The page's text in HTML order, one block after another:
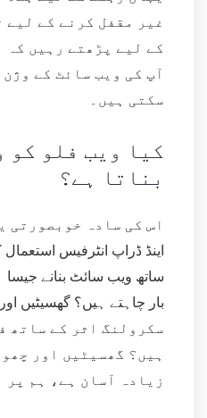
غیر مقفل کرنے کے
کے لیے پڑھتے رہیں کہ
آپ کی ویب سائٹ کے
سکتی ہیں۔
کیا ویب فلو کو
بناتا ہے؟
اینڈ ڈراپ انٹرفیس
ساتھ ویب سائٹ بنانے جیسا
سکرولنگ اثر کے ساتھ
ہیں؟ گھسیٹیں اور
زیادہ آسان ہے، ہم پر